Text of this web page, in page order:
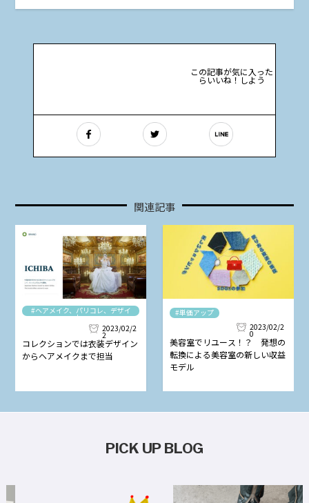
この記事が気に入った
らいいね！しよう
関連記事
#ヘアメイク、パリコレ、デザイ
ナー
2023/02/2
2
コレクションでは衣装デザイン
からヘアメイクまで担当
#単価アップ
2023/02/2
0
美容室でリユース！？ 発想の
転換による美容室の新しい収益
モデル
PICK UP BLOG